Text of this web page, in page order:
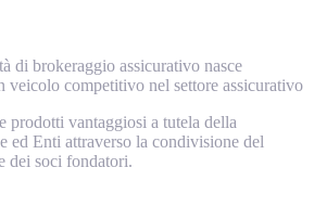
di brokeraggio assicurativo nasce
veicolo competitivo nel settore assicurativo
prodotti vantaggiosi a tutela della
ed Enti attraverso la condivisione del
dei soci fondatori.